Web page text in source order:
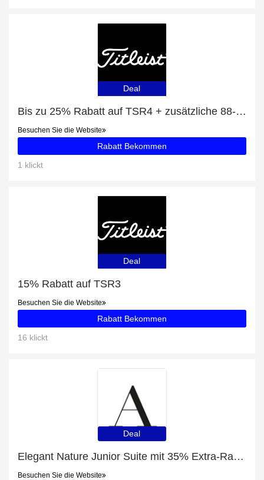
Deal
Bis zu 25% Rabatt auf TSR4 + zusätzliche 88-Rabatte
Besuchen Sie die Website
Rabatt Bekommen
1 klickt
Deal
15% Rabatt auf TSR3
Besuchen Sie die Website
Rabatt Bekommen
16 klickt
Deal
Elegant Nature Junior Suite mit 35% Extra-Rabatt nur für begrenzte Zeit
Besuchen Sie die Website